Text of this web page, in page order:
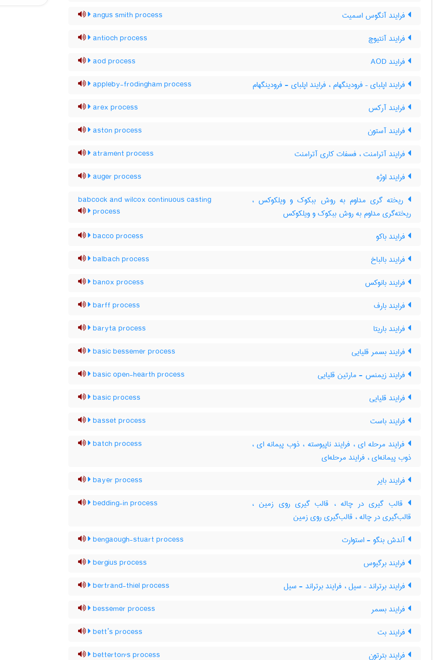
فرایند آنگوس اسمیت angus smith process
فرایند آنتیوچ antioch process
فرایند AOD aod process
فرایند اپلبای – فرودینگهام ، فرایند اپلبای - فرودینگهام appleby-frodingham process
فرایند آرکس arex process
فرایند آستون aston process
فرایند آترامنت ، فسفات کاری آترامنت atrament process
فرایند اوژه auger process
ریخته گری مداوم به روش ببکوک و ویلکوکس ،
ریخته‌گری مداوم به روش ببکوک و ویلکوکس
babcock and wilcox continuous casting
process
فرایند باکو bacco process
فرایند بالباخ balbach process
فرایند بانوکس banox process
فرایند بارف barff process
فرایند باریتا baryta process
فرایند بسمر قلیایی basic bessemer process
فرایند زیمنس - مارتین قلیایی basic open-hearth process
فرایند قلیایی basic process
فرایند باست basset process
فرایند مرحله ای ، فرایند ناپیوسته ، ذوب پیمانه ای ،
ذوب پیمانه‌ای ، فرایند مرحله‌ای
batch process
فرایند بایر bayer process
قالب گیری در چاله ، قالب گیری روی زمین ،
قالب‌گیری در چاله ، قالب‌گیری روی زمین
bedding-in process
آندش بنگو - استوارت bengaough-stuart process
فرایند برگیوس bergius process
فرایند برتراند – سیل ، فرایند برتراند - سیل bertrand-thiel process
فرایند بسمر bessemer process
فرایند بت bett’s process
فرایند بترتون betterton's process